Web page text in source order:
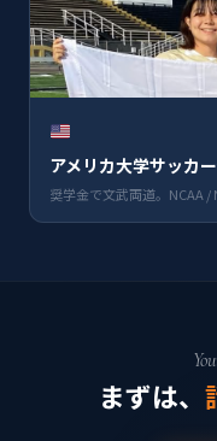
アメリカ大学サッカ
奨学金で文武両道。NCAA /
まずは、